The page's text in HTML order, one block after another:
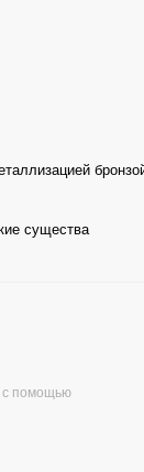
существа
с помощью